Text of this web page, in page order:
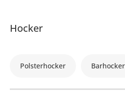
Hocker
Polsterhocker Barhocker